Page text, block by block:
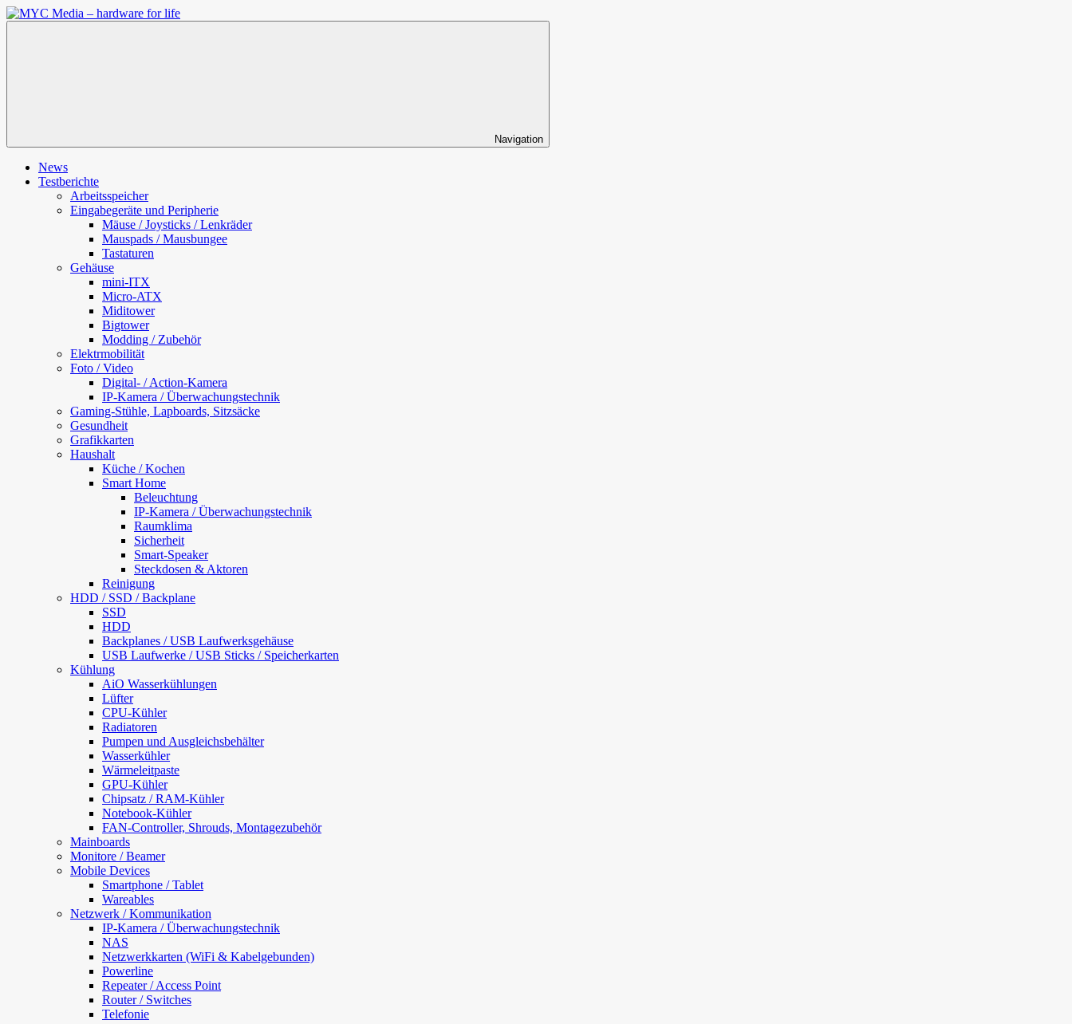
Zum
Inhalt
Navigation
News
Testberichte
Arbeitsspeicher
Eingabegeräte und Peripherie
Mäuse / Joysticks / Lenkräder
Mauspads / Mausbungee
Tastaturen
Gehäuse
mini-ITX
Micro-ATX
Miditower
Bigtower
Modding / Zubehör
Elektrmobilität
Foto / Video
Digital- / Action-Kamera
IP-Kamera / Überwachungstechnik
Gaming-Stühle, Lapboards, Sitzsäcke
Gesundheit
Grafikkarten
Haushalt
Küche / Kochen
Smart Home
Beleuchtung
IP-Kamera / Überwachungstechnik
Raumklima
Sicherheit
Smart-Speaker
Steckdosen & Aktoren
Reinigung
HDD / SSD / Backplane
SSD
HDD
Backplanes / USB Laufwerksgehäuse
USB Laufwerke / USB Sticks / Speicherkarten
Kühlung
AiO Wasserkühlungen
Lüfter
CPU-Kühler
Radiatoren
Pumpen und Ausgleichsbehälter
Wasserkühler
Wärmeleitpaste
GPU-Kühler
Chipsatz / RAM-Kühler
Notebook-Kühler
FAN-Controller, Shrouds, Montagezubehör
Mainboards
Monitore / Beamer
Mobile Devices
Smartphone / Tablet
Wareables
Netzwerk / Kommunikation
IP-Kamera / Überwachungstechnik
NAS
Netzwerkkarten (WiFi & Kabelgebunden)
Powerline
Repeater / Access Point
Router / Switches
Telefonie